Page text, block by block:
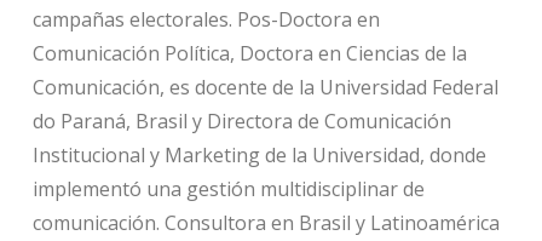
campañas electorales. Pos-Doctora en
Comunicación Política, Doctora en Ciencias de la
Comunicación, es docente de la Universidad Federal
do Paraná, Brasil y Directora de Comunicación
Institucional y Marketing de la Universidad, donde
implementó una gestión multidisciplinar de
comunicación. Consultora en Brasil y Latinoamérica